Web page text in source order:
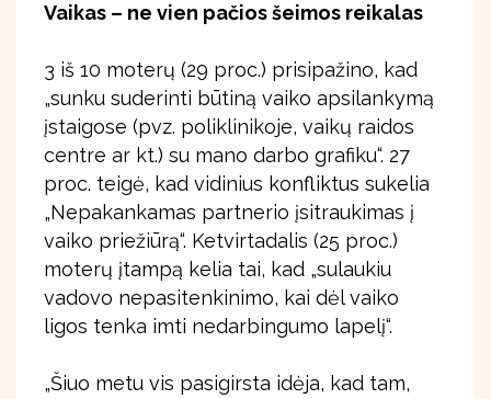
Vaikas – ne vien pačios šeimos reikalas
3 iš 10 moterų (29 proc.) prisipažino, kad
„sunku suderinti būtiną vaiko apsilankymą
įstaigose (pvz. poliklinikoje, vaikų raidos
centre ar kt.) su mano darbo grafiku“. 27
proc. teigė, kad vidinius konfliktus sukelia
„Nepakankamas partnerio įsitraukimas į
vaiko priežiūrą“. Ketvirtadalis (25 proc.)
moterų įtampą kelia tai, kad „sulaukiu
vadovo nepasitenkinimo, kai dėl vaiko
ligos tenka imti nedarbingumo lapelį“.
„Šiuo metu vis pasigirsta idėja, kad tam,